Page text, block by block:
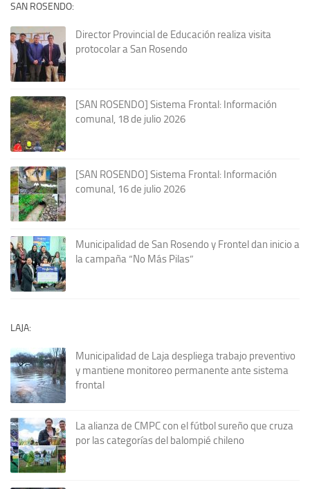
SAN ROSENDO:
Director Provincial de Educación realiza visita
protocolar a San Rosendo
[SAN ROSENDO] Sistema Frontal: Información
comunal, 18 de julio 2026
[SAN ROSENDO] Sistema Frontal: Información
comunal, 16 de julio 2026
Municipalidad de San Rosendo y Frontel dan inicio a
la campaña “No Más Pilas”
LAJA:
Municipalidad de Laja despliega trabajo preventivo
y mantiene monitoreo permanente ante sistema
frontal
La alianza de CMPC con el fútbol sureño que cruza
por las categorías del balompié chileno